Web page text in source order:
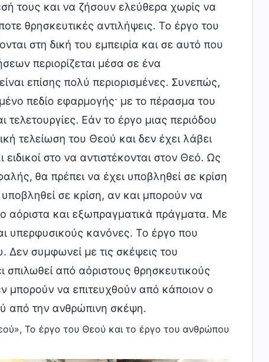
τους και να ζήσουν ελεύθερα χωρίς να
θρησκευτικές αντιλήψεις. To έργο του
στη δική του εμπειρία και σε αυτό που
περιορίζεται μέσα σε ένα
επίσης πολύ περιορισμένες. Συνεπώς,
πεδίο εφαρμογής· με το πέρασμα του
Εάν το έργο μιας περιόδου
τελείωση του Θεού και δεν έχει λάβει
στο να αντιστέκονται στον Θεό. Ως
θα πρέπει να έχει υποβληθεί σε κρίση
σε κρίση, αν και μπορούν να
αόριστα και εξωπραγματικά πράγματα. Με
υπερφυσικούς κανόνες. Το έργο που
συμφωνεί με τις σκέψεις του
σπιλωθεί από αόριστους θρησκευτικούς
μπορούν να επιτευχθούν από κάποιον ο
από την ανθρώπινη σκέψη.
Το έργο του Θεού και το έργο του ανθρώπου